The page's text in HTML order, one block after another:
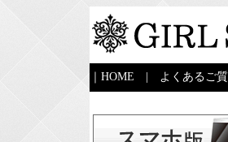
HOME よくあるご